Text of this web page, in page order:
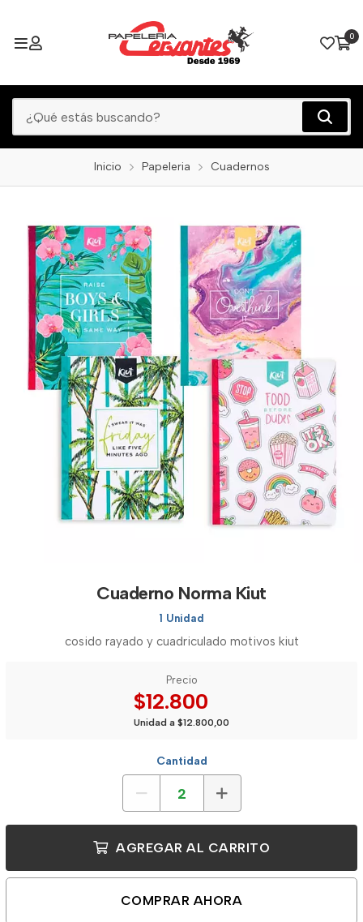
0
Inicio Papeleria Cuadernos
Cuaderno Norma Kiut
1 Unidad
cosido rayado y cuadriculado motivos kiut
Precio
$12.800
Unidad a $12.800,00
Cantidad
AGREGAR AL CARRITO
COMPRAR AHORA